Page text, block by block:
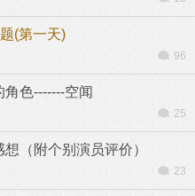
(第一天)
96
角色-------空闻
25
（附个别演员评价）
23